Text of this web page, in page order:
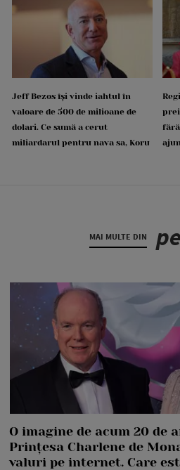
Jeff Bezos își vinde iahtul în
valoare de 500 de milioane de
dolari. Ce sumă a cerut
miliardarul pentru nava sa, Koru
MAI MULTE DIN
O imagine de acum 20 de
Prințesa Charlene de
valuri pe internet. Care